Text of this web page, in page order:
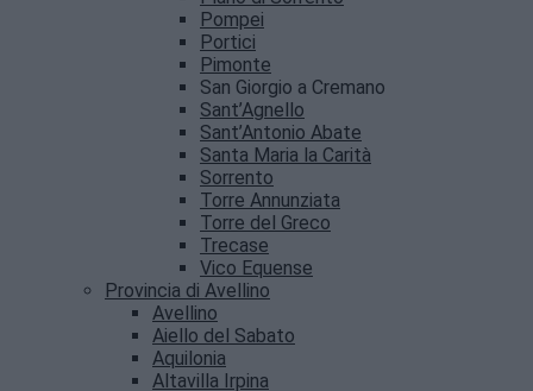
Pompei
Portici
Pimonte
San Giorgio a Cremano
Sant’Agnello
Sant’Antonio Abate
Santa Maria la Carità
Sorrento
Torre Annunziata
Torre del Greco
Trecase
Vico Equense
Provincia di Avellino
Avellino
Aiello del Sabato
Aquilonia
Altavilla Irpina